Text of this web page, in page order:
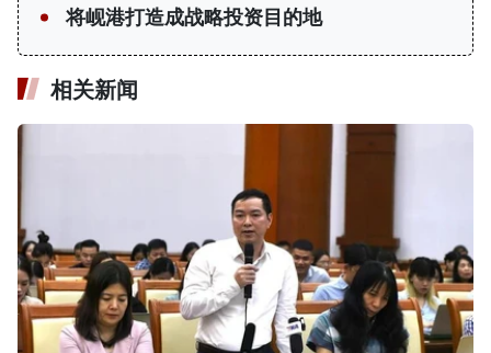
将岘港打造成战略投资目的地
相关新闻